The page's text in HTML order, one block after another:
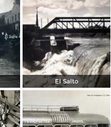
El Salto